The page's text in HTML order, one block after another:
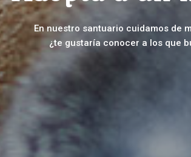
En nuestro santuario cuidamos de
¿te gustaría conocer a los que